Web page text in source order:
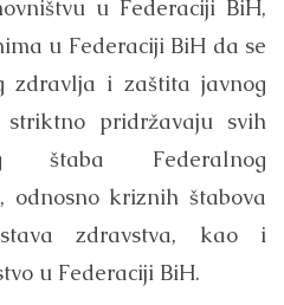
u Federaciji BiH,
u Federaciji BiH da se
zdravlja i zaštita javnog
striktno pridržavaju svih
štaba Federalnog
odnosno kriznih štabova
zdravstva, kao i
u Federaciji BiH.